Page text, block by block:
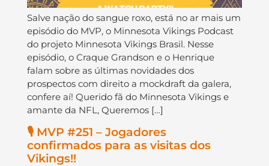
Salve nação do sangue roxo, está no ar mais um
episódio do MVP, o Minnesota Vikings Podcast
do projeto Minnesota Vikings Brasil. Nesse
episódio, o Craque Grandson e o Henrique
falam sobre as últimas novidades dos
prospectos com direito a mockdraft da galera,
confere aí! Querido fã do Minnesota Vikings e
amante da NFL, Queremos […]
🎙️ MVP #251 – Jogadores
confirmados para as visitas dos
Vikings!!